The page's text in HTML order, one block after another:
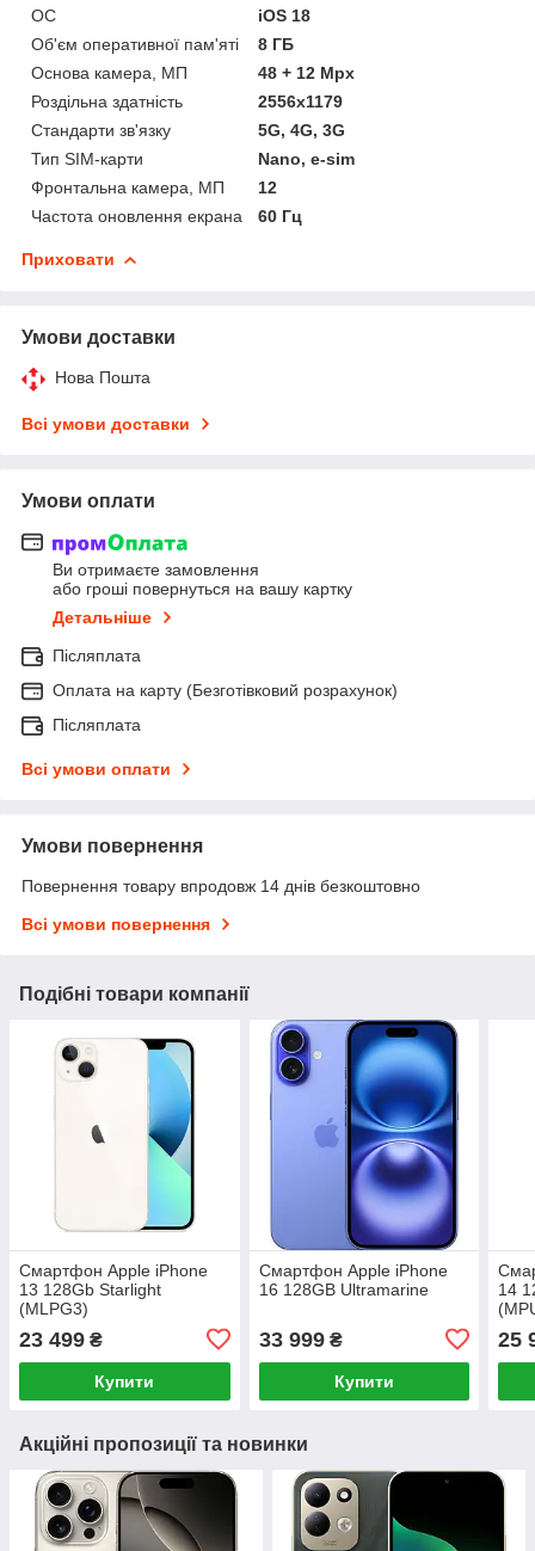
ОС
iOS 18
Об'єм оперативної пам'яті
8 ГБ
Основа камера, МП
48 + 12 Mpx
Роздільна здатність
2556x1179
Стандарти зв'язку
5G, 4G, 3G
Тип SIM-карти
Nano, e-sim
Фронтальна камера, МП
12
Частота оновлення екрана
60 Гц
Приховати
Умови доставки
Нова Пошта
Всі умови доставки
Умови оплати
Ви отримаєте замовлення
або гроші повернуться на вашу картку
Детальніше
Післяплата
Оплата на карту (Безготівковий розрахунок)
Післяплата
Всі умови оплати
Умови повернення
Повернення товару впродовж 14 днів безкоштовно
Всі умови повернення
Подібні товари компанії
Смартфон Apple iPhone
13 128Gb Starlight
(MLPG3)
23 499 ₴
Купити
Смартфон Apple iPhone
16 128GB Ultramarine
33 999₴
Купити
14
25
Акційні пропозиції та новинки